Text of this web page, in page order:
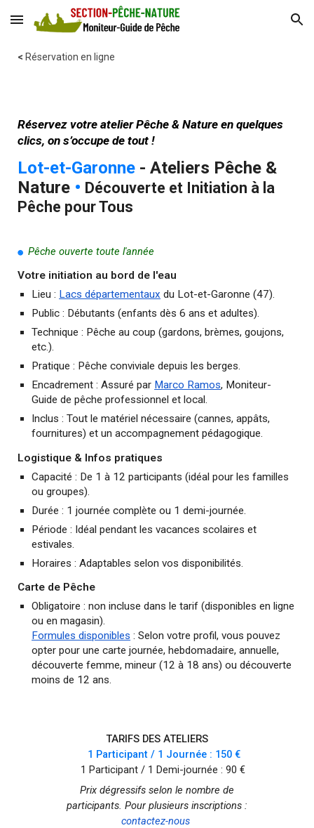
Skip to main content Skip to navigation
< Réservation en ligne
Réservez votre atelier Pêche & Nature en quelques
clics, on s’occupe de tout !
Lot-et-Garonne - Ateliers Pêche &
Nature • Découverte et Initiation à la
Pêche pour Tous
🟢
Pêche ouverte toute l'année
Votre initiation au bord de l'eau
Lieu : Lacs départementaux du Lot-et-Garonne (47).
Public : Débutants (enfants dès 6 ans et adultes).
Technique : Pêche au coup (gardons, brèmes, goujons,
etc.).
Pratique : Pêche conviviale depuis les berges.
Encadrement : Assuré par Marco Ramos, Moniteur-
Guide de pêche professionnel et local.
Inclus : Tout le matériel nécessaire (cannes, appâts,
fournitures) et un accompagnement pédagogique.
Logistique & Infos pratiques
Capacité : De 1 à 12 participants (idéal pour les familles
ou groupes).
Durée : 1 journée complète ou 1 demi-journée.
Période : Idéal pendant les vacances scolaires et
estivales.
Horaires :Adaptables selon vos disponibilités.
Carte de Pêche
Obligatoire : non incluse dans le tarif (disponibles en ligne
ou en magasin).
Formules disponibles : Selon votre profil, vous pouvez
opter pour une carte journée, hebdomadaire, annuelle,
découverte femme, mineur (12 à 18 ans) ou découverte
moins de 12 ans.
TARIFS DES ATELIERS
1 Participant / 1 Journée : 150 €
1 Participant/1 Demi-journée : 90 €
Prix dégressifs selon le nombre de
participants. Pour plusieurs inscriptions :
contactez-nous